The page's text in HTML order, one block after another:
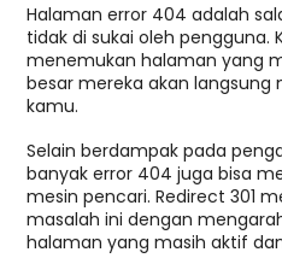
Halaman error 404 adalah
tidak di sukai oleh pengguna.
menemukan halaman yang
besar mereka akan langsung
kamu.
Selain berdampak pada
banyak error 404 juga bisa
mesin pencari. Redirect 301
masalah ini dengan
halaman yang masih aktif